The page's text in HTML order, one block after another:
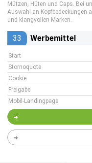
Mützen, Hüten und Caps. Bei
Auswahl an Kopfbedeckungen
und klangvollen Marken.
33 Werbemittel
Start
Stornoquote
Cookie
Freigabe
Mobil-Landingpage